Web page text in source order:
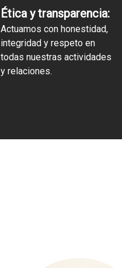
Ética y transparencia:
Actuamos con honestidad,
integridad y respeto en
todas nuestras actividades
y relaciones.